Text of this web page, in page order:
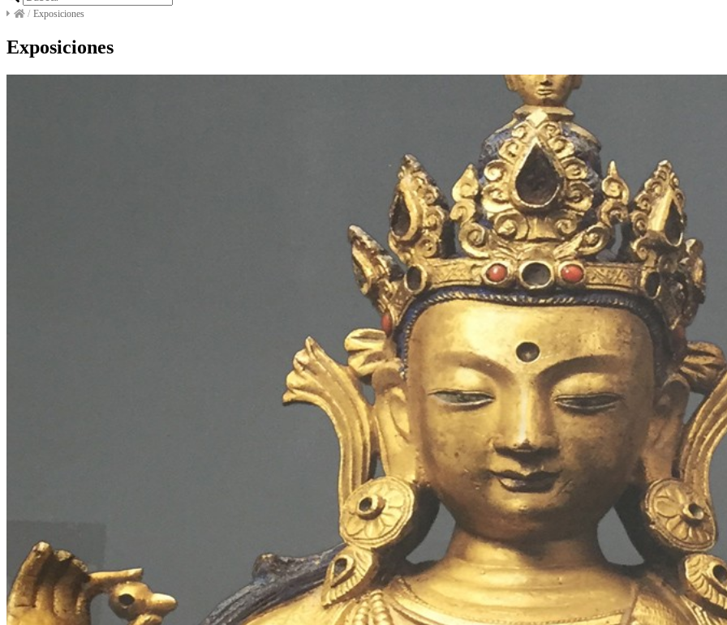
/ Exposiciones
Exposiciones